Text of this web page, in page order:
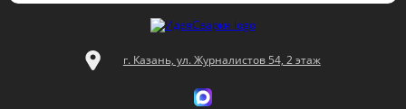
г. Казань, ул. Журналистов 54, 2 этаж